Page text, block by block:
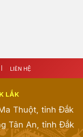
LIÊN HỆ
LẮK
Thuột, tỉnh Đắk
Tân An, tỉnh Đắk